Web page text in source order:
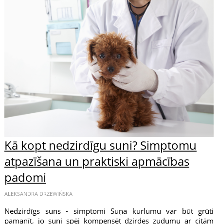
Kā kopt nedzirdīgu suni? Simptomu
atpazīšana un praktiski apmācības
padomi
ALEKSANDRA DRZEWIŃSKA
Nedzirdīgs suns - simptomi Suņa kurlumu var būt grūti
pamanīt, jo suņi spēj kompensēt dzirdes zudumu ar citām